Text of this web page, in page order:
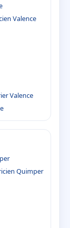
Valence
Valence
Quimper